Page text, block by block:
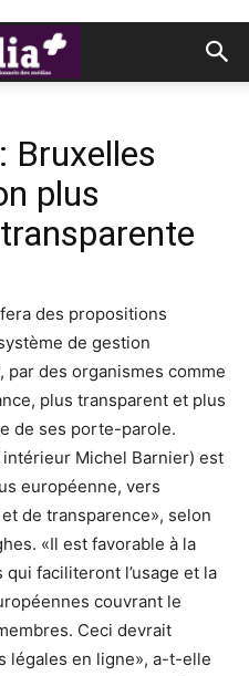
Bruxelles
plus
des propositions
de gestion
par des organismes comme
plus transparent et plus
de ses porte-parole.
Michel Barnier) est
européenne, vers
de transparence», selon
«Il est favorable à la
faciliteront l’usage et la
couvrant le
Ceci devrait
légales en ligne», a-t-elle